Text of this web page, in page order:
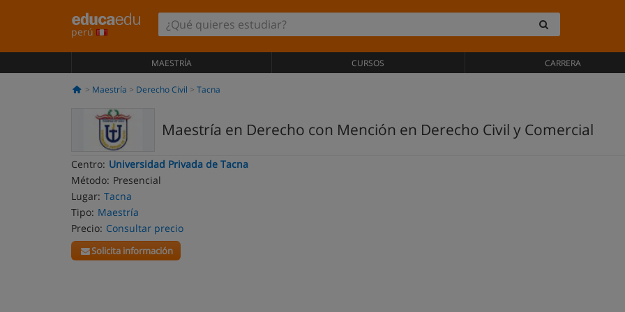
perú
MAESTRÍA CURSOS CARRERA
Maestría Derecho Civil Tacna
Maestría en Derecho con Mención en Derecho Civil y Comercial
Centro: Universidad Privada de Tacna
Método: Presencial
Lugar: Tacna
Tipo: Maestría
Precio: Consultar precio
Solicita información